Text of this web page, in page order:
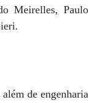
Meirelles, Paulo
de engenharia